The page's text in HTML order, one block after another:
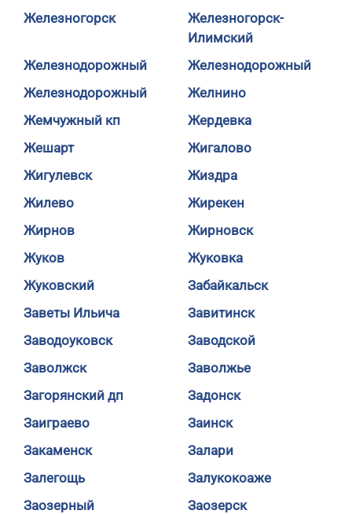
Железногорск
Железногорск-
Илимский
Железнодорожный
Железнодорожный
Железнодорожный
Желнино
Жемчужный кп
Жердевка
Жешарт
Жигалово
Жигулевск
Жиздра
Жилево
Жирекен
Жирнов
Жирновск
Жуков
Жуковка
Жуковский
Забайкальск
Заветы Ильича
Завитинск
Заводоуковск
Заводской
Заволжск
Заволжье
Загорянский дп
Задонск
Заиграево
Заинск
Закаменск
Залари
Залегощь
Залукокоаже
Заозерный
Заозерск